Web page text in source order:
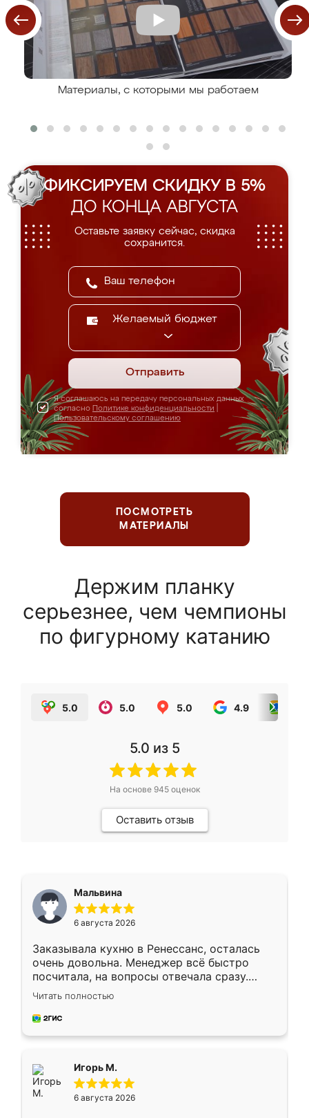
Материалы, с которыми мы работаем
ФИКСИРУЕМ СКИДКУ В 5%
ДО КОНЦА АВГУСТА
Оставьте заявку сейчас, скидка
сохранится.
Желаемый бюджет
Отправить
Я соглашаюсь на передачу персональных данных
согласно Политике конфиденциальности
Пользовательскому соглашению
ПОСМОТРЕТЬ
МАТЕРИАЛЫ
Держим планку
серьезнее, чем чемпионы
по фигурному катанию
5.0 5.0 5.0 4.9
5.0 из 5
На основе 945оценок
Оставить отзыв
Мальвина
6 августа 2026
Заказывала кухню в Ренессанс, осталась
очень довольна. Менеджер всё быстро
посчитала, на вопросы отвечала сразу.
Замерщик приехал в субботу, подошёл к
делу со всей ответственностью. Собрали
за день, ребята работали аккуратно, даже
Читать полностью
Игорь М.
6 августа 2026